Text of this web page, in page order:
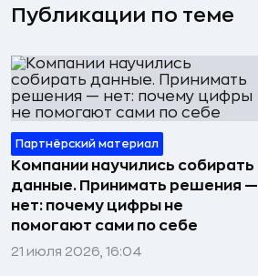
Публикации по теме
Партнёрский материал
Компании научились собирать
данные. Принимать решения —
нет: почему цифры не
помогают сами по себе
21 июля 2026, 16:04